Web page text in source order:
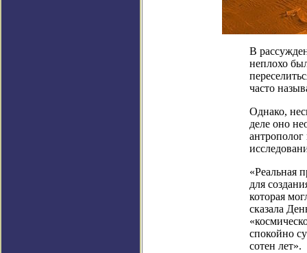
В
неплохо
часто
Однако,
деле оно
«Реальная
для
которая
сказала
спокойно
сотен лет».